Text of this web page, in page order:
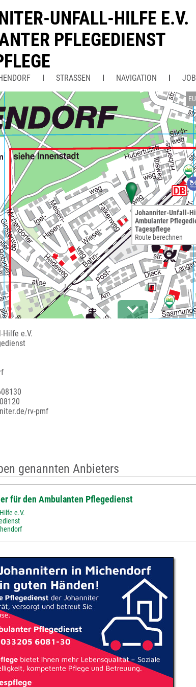
UNFALL-HILFE E.V.
PFLEGEDIENST
STRASSEN NAVIGATION
Johanniter-Unfall-
Ambulanter
Tagespflege
Route berechnen
e.V.
rv-pmf
genannten Anbieters
für den Ambulanten Pflegedienst
e.V.